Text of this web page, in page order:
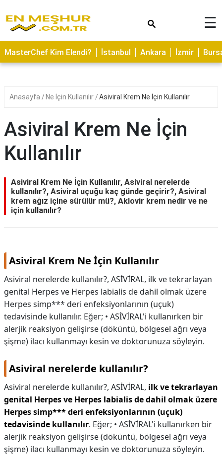
ASTROLOJİ
SAĞLIK
YERLER
BAKIMI
KAMP
ALANLARI
İLETİŞİM
☰
MasterChef Kim Elendi? İstanbul Ankara İzmir
Anasayfa Ne İçin Kullanılır Asiviral Krem Ne İçin Kullanılır
Asiviral Krem Ne İçin
Kullanılır
Asiviral Krem Ne İçin Kullanılır, Asiviral nerelerde
kullanılır?, Asiviral uçuğu kaç günde geçirir?, Asiviral
krem ağız içine sürülür mü?, Aklovir krem nedir ve ne
için kullanılır?
Asiviral Krem Ne İçin Kullanılır
Asiviral nerelerde kullanılır?, ASİVİRAL, ilk ve tekrarlayan
genital Herpes ve Herpes labialis de dahil olmak üzere
Herpes simp*** deri enfeksiyonlarının (uçuk)
tedavisinde kullanılır. Eğer; • ASİVİRAL'i kullanırken bir
alerjik reaksiyon gelişirse (döküntü, bölgesel ağrı veya
şişme) ilacı kullanmayı kesin ve doktorunuza söyleyin.
Asiviral nerelerde kullanılır?
Asiviral nerelerde kullanılır?, ASİVİRAL, ilk ve tekrarlayan
genital Herpes ve Herpes labialis de dahil olmak üzere
Herpes simp*** deri enfeksiyonlarının (uçuk)
tedavisinde kullanılır. Eğer; • ASİVİRAL'i kullanırken bir
alerjik reaksiyon gelişirse (döküntü, bölgesel ağrı veya
şişme) ilacı kullanmayı kesin ve doktorunuza söyleyin.